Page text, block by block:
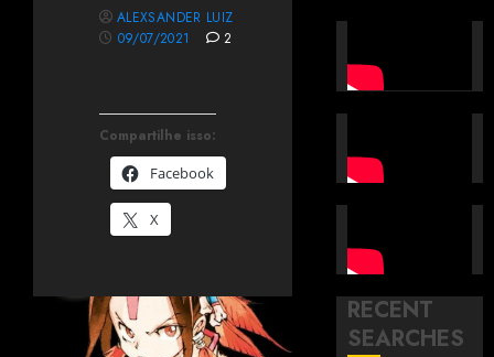
Compartilhe isso:
Facebook
X
ALEXSANDER LUIZ
09/07/2021
2
RECENT
SEARCHES